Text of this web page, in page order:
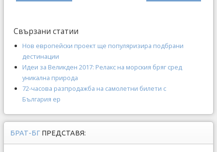
Свързани статии
Нов европейски проект ще популяризира подбрани
дестинации
Идеи за Великден 2017: Релакс на морския бряг сред
уникална природа
72-часова разпродажба на самолетни билети с
България ер
БРАТ-БГ ПРЕДСТАВЯ: